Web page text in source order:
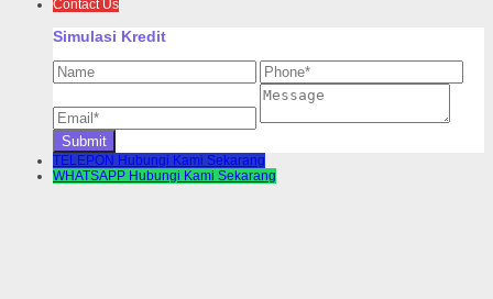
Contact Us
Simulasi Kredit
TELEPON Hubungi Kami Sekarang
WHATSAPP Hubungi Kami Sekarang